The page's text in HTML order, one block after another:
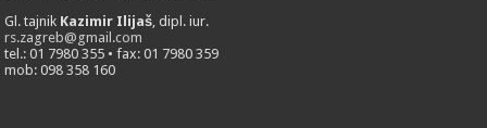
Gl. tajnik Kazimir Ilijaš , dipl. iur.
rs.zagreb@gmail.com
tel.: 01 7980 355 • fax: 01 7980 359
mob: 098 358 160